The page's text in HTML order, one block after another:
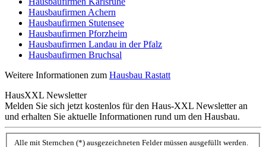
Hausbaufirmen Achern
Hausbaufirmen Stutensee
Hausbaufirmen Pforzheim
Hausbaufirmen Landau in der Pfalz
Hausbaufirmen Bruchsal
Weitere Informationen zum Hausbau Rastatt
HausXXL Newsletter
Melden Sie sich jetzt kostenlos für den Haus-XXL Newsletter an
und erhalten Sie aktuelle Informationen rund um den Hausbau.
Alle mit Sternchen (*) ausgezeichneten Felder müssen ausgefüllt werden.